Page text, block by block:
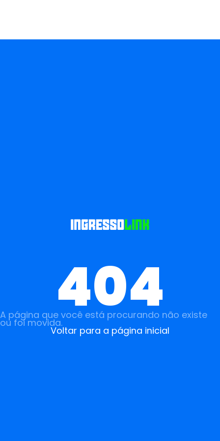
404
A página que você está procurando não existe
ou foi movida.
Voltar para a página inicial